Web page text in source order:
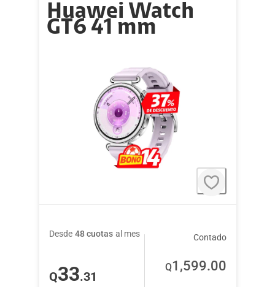
Huawei Watch
GT6 41 mm
Desde 48 cuotas al mes
Q33.31
Contado
Q1,599.00